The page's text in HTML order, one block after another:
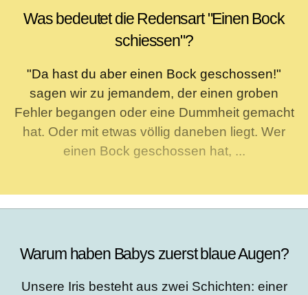
Was bedeutet die Redensart "Einen Bock
schiessen"?
"Da hast du aber einen Bock geschossen!"
sagen wir zu jemandem, der einen groben
Fehler begangen oder eine Dummheit gemacht
hat. Oder mit etwas völlig daneben liegt. Wer
einen Bock geschossen hat, ...
Warum haben Babys zuerst blaue Augen?
Unsere Iris besteht aus zwei Schichten: einer